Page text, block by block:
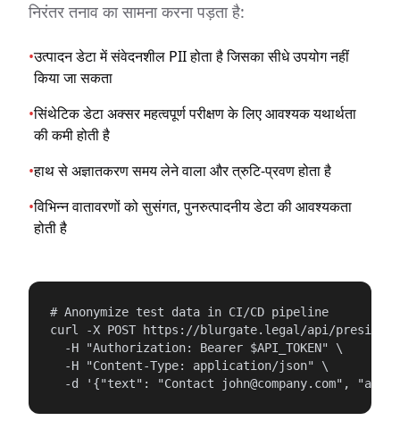
निरंतर तनाव का सामना करना पड़ता है:
•उत्पादन डेटा में संवेदनशील PII होता है जिसका सीधे उपयोग नहीं
किया जा सकता
•सिंथेटिक डेटा अक्सर महत्वपूर्ण परीक्षण के लिए आवश्यक यथार्थता
की कमी होती है
•हाथ से अज्ञातकरण समय लेने वाला और त्रुटि-प्रवण होता है
•विभिन्न वातावरणों को सुसंगत, पुनरुत्पादनीय डेटा की आवश्यकता
होती है
# Anonymize test data in CI/CD pipeline
curl -X POST https://blurgate.legal/api/presidio/
  -H "Authorization: Bearer $API_TOKEN" \
  -H "Content-Type: application/json" \
-d '{"text": "Contact john@company.com",